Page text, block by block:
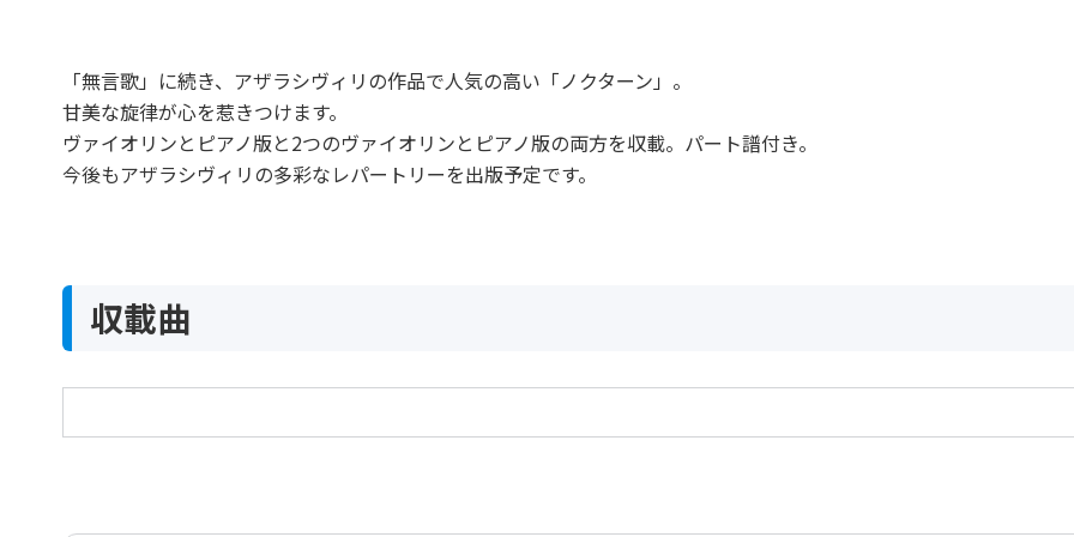
「無言歌」に続き、アザラシヴィリの作品で人気の高い「ノクターン」。
甘美な旋律が心を惹きつけます。
ヴァイオリンとピアノ版と2つのヴァイオリンとピアノ版の両方を収載。パート譜付き。
今後もアザラシヴィリの多彩なレパートリーを出版予定です。
収載曲